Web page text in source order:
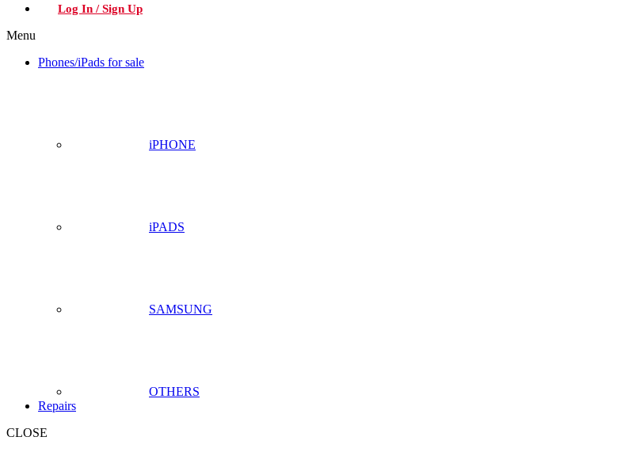
Log In / Sign Up
Menu
Phones/iPads for sale
iPHONE
iPADS
SAMSUNG
OTHERS
Repairs
CLOSE